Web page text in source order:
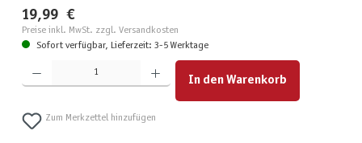
19,99 €
Preise inkl. MwSt. zzgl. Versandkosten
Sofort verfügbar, Lieferzeit: 3-5 Werktage
Produkt Anzahl: Gib den gewünschten Wert ein oder benutze die Schaltflächen um die Anzahl zu
In den Warenkorb
Zum Merkzettel hinzufügen